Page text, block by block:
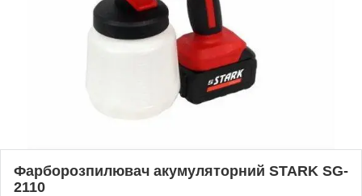
Фарборозпилювач акумуляторний STARK SG-
2110